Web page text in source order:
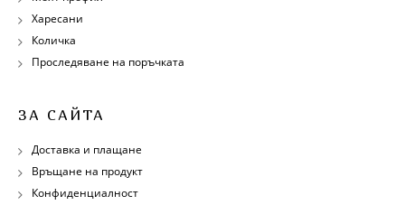
Харесани
Количка
Проследяване на поръчката
ЗА САЙТА
Доставка и плащане
Връщане на продукт
Конфиденциалност